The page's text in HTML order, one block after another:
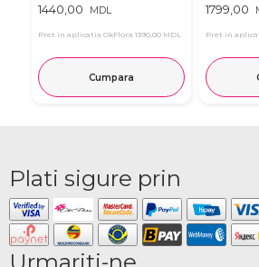
1440,00 MDL
Pret in aplicatia OkFlora 1390,00 MDL
Cumpara
1799,00
Pret in
Plati sigure prin